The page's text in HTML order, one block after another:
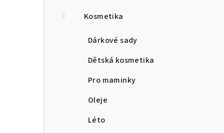
Kosmetika
Dárkové sady
Dětská kosmetika
Pro maminky
Oleje
Léto